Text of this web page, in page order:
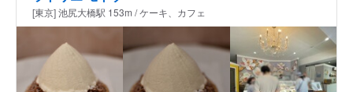
[東京] 池尻大橋駅 153m / ケーキ、カフェ